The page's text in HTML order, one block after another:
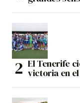
El Tenerife
victoria en